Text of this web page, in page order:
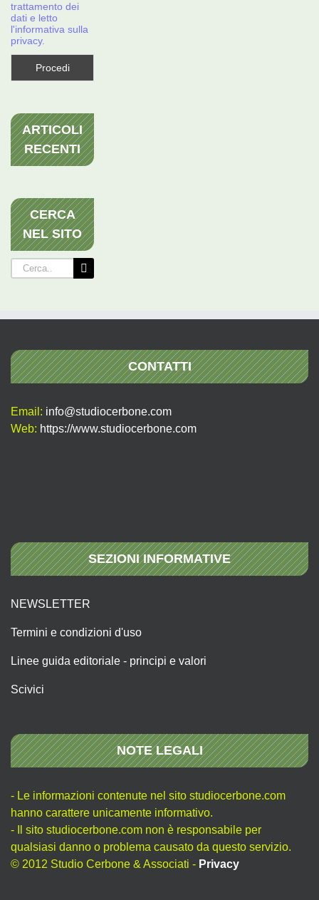
trattamento dei
dati e letto
l'informativa sulla
privacy.
ARTICOLI
RECENTI
CERCA
NEL SITO
Cerca
per:
CONTATTI
Email: info@studiocerbone.com
Web: https://www.studiocerbone.com
SEZIONI INFORMATIVE
NEWSLETTER
Termini e condizioni d'uso
Linee guida editoriale - principi e valori
Scivici
NOTE LEGALI
- Le informazioni contenute nel sito studiocerbone.com
hanno carattere unicamente informativo.
- Il sito studiocerbone.com non è responsabile per
qualsiasi danno o problema causato da questo servizio.
© 2012 Studio Cerbone & Associati - Privacy